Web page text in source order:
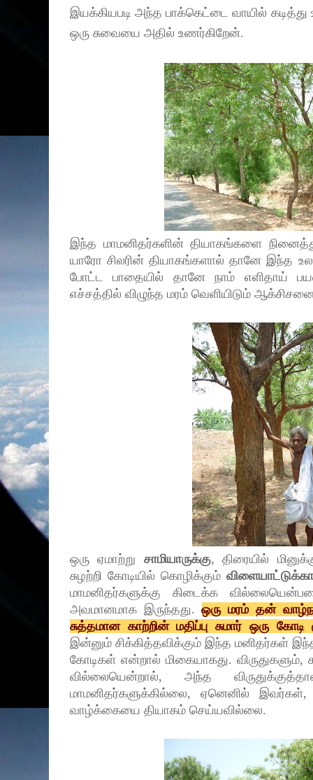
இயக்கியபடி அந்த பாக்கெட்டை வாயில் கடித்து
ஒரு சுவையை அதில் உணர்கிறேன்.
இந்த மாமனிதர்களின் தியாகங்களை
யாரோ சிலரின் தியாகங்களால் தானே இந்த
போட்ட பாதையில் தானே நாம் எளிதாய்
எச்சத்தில் விழுந்த மரம் வெளியிடும்
ஒரு ஏமாற்று சாமியாருக்கு, திரையில்
சுழற்றி கோடியில் கொழிக்கும்
மாமனிதர்களுக்கு கிடைக்க
அவமானமாக இருந்தது.ஒரு மரம் தன்
சுத்தமான காற்றின் மதிப்பு சுமார் ஒரு கோடி
இன்னும் சிக்கித்தவிக்கும் இந்த மனிதர்கள் இந்த
கோடிகள் என்றால் மிகையாகது.
வில்லையென்றால், அந்த
மாமனிதர்களுக்கில்லை, ஏனெனில்
வாழ்க்கையை தியாகம் செய்யவில்லை.